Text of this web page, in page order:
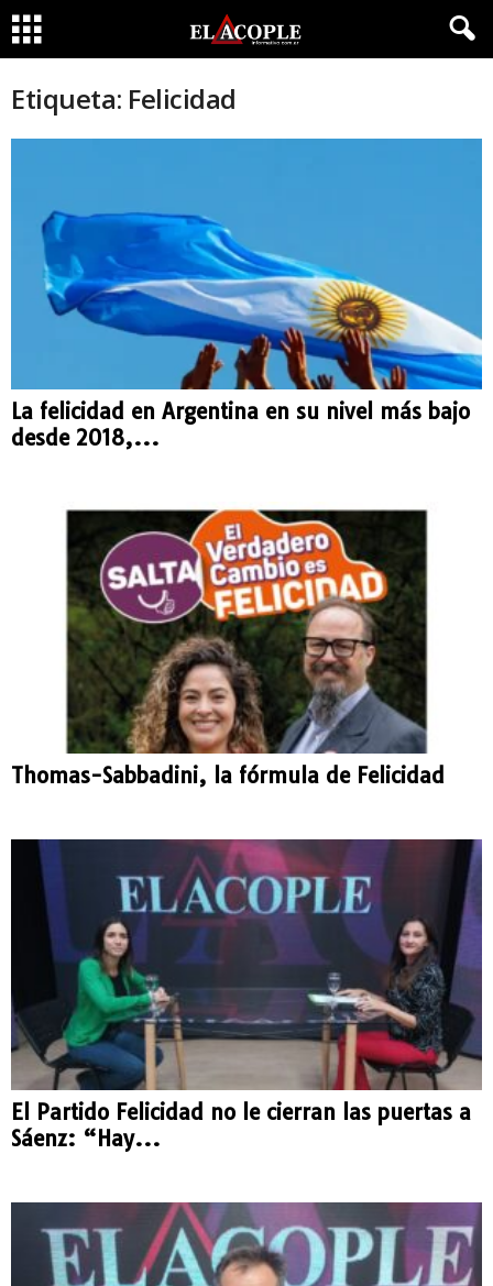
Etiqueta: Felicidad
La felicidad en Argentina en su nivel más bajo
desde 2018,...
Thomas-Sabbadini, la fórmula de Felicidad
El Partido Felicidad no le cierran las puertas a
Sáenz: “Hay...